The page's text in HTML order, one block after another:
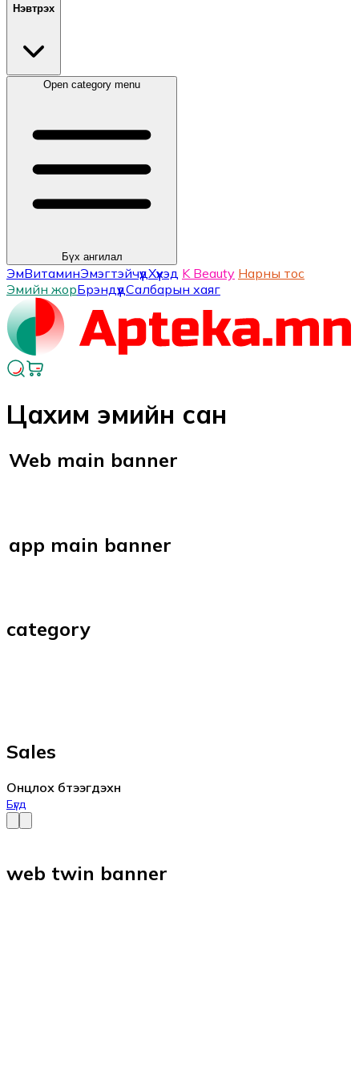
Нэвтрэх
Open category menu
Бүх ангилал
ЭмВитаминЭмэгтэйчүүдХүүхэд K Beauty Нарны тос
Эмийн жорБрэндүүдСалбарын хаяг
Цахим эмийн сан
Web main banner
app main banner
category
Sales
Онцлох бүтээгдэхүүн
Бүгд
web twin banner